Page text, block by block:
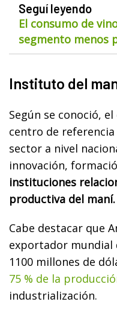
Seguí leyendo
El consumo de
segmento menos
Instituto del
Según se conoció,
centro de
sector a nivel
innovación,
instituciones
productiva del maní.
Cabe destacar que
exportador mundial
1100 millones de
75 % de la
industrialización.